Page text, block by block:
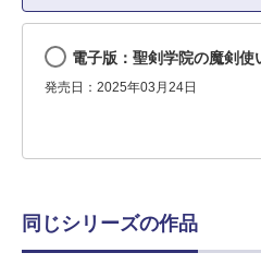
電子版：聖剣学院の魔剣使
発売日：2025年03月24日
同じシリーズの作品